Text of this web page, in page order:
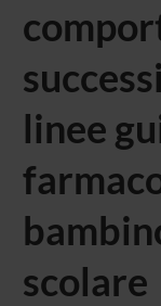
linee
scolare